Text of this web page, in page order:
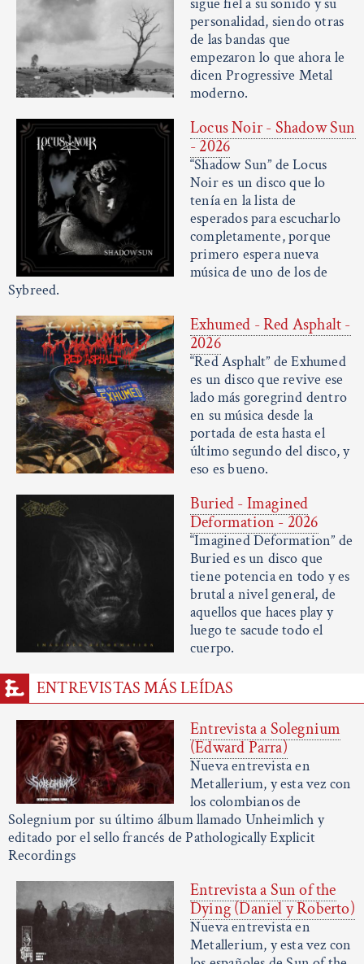
personalidad, siendo otras
de las bandas que
empezaron lo que ahora le
dicen Progressive Metal
moderno.
Locus Noir - Shadow Sun
- 2026
“Shadow Sun” de Locus
Noir es un disco que lo
tenía en la lista de
esperados para escucharlo
completamente, porque
primero espera nueva
música de uno de los de
Sybreed.
Exhumed - Red Asphalt -
2026
“Red Asphalt” de Exhumed
es un disco que revive ese
lado más goregrind dentro
en su música desde la
portada de esta hasta el
último segundo del disco, y
eso es bueno.
Buried - Imagined
Deformation - 2026
“Imagined Deformation” de
Buried es un disco que
tiene potencia en todo y es
brutal a nivel general, de
aquellos que haces play y
luego te sacude todo el
cuerpo.
ENTREVISTAS MÁS LEÍDAS
Entrevista a Solegnium
(Edward Parra)
Nueva entrevista en
Metallerium, y esta vez con
los colombianos de
Solegnium por su último álbum llamado Unheimlich y
editado por el sello francés de Pathologically Explicit
Recordings
Entrevista a Sun of the
Dying (Daniel y Roberto)
Nueva entrevista en
Metallerium, y esta vez con